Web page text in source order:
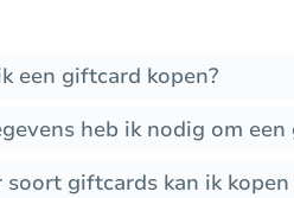
een giftcard kopen?
heb ik nodig om
giftcards kan ik